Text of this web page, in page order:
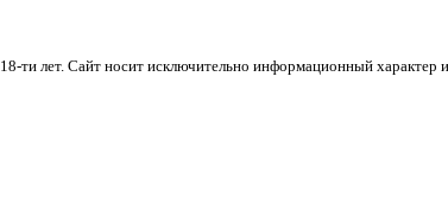
ти лет. Cайт носит исключительно информационный